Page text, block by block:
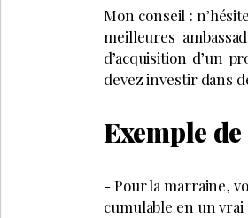
Mon conseil :
meilleures
d’acquisition d’un
devez investir dans
Exemple
- Pour la marraine,
cumulable en un